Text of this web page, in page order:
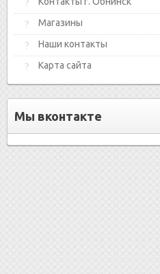
Магазины
Наши контакты
Карта сайта
Мы вконтакте